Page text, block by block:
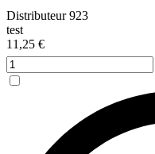
Distributeur 923
test
11,25 €